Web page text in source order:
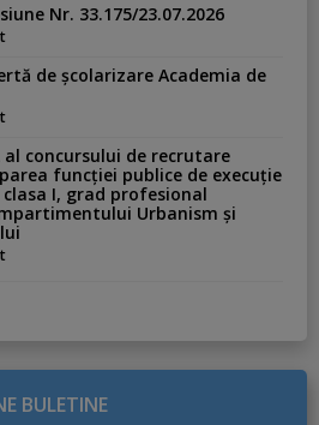
Nr. 33.175/23.07.2026
de școlarizare Academia de
al concursului de recrutare
funcției publice de execuție
I, grad profesional
Urbanism și
BULETINE